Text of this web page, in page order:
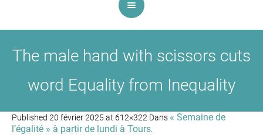
The male hand with scissors cuts
word Equality from Inequality
Published 20 février 2025 at 612×322 Dans « Semaine de
l’égalité » à partir de lundi à Tours